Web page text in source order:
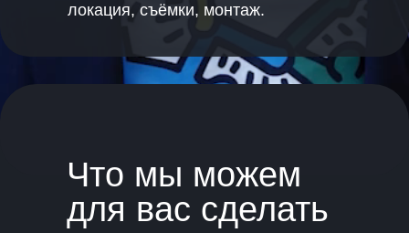
локация, съёмки, монтаж.
Что мы можем
для вас сделать